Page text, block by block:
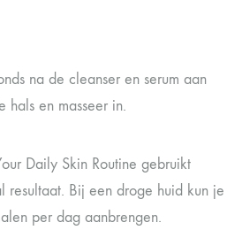
na de cleanser en serum aan
hals en masseer in.
Daily Skin Routine gebruikt
resultaat. Bij een droge huid kun je
per dag aanbrengen.